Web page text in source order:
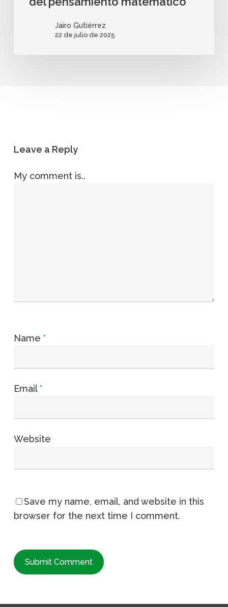
Jairo Gutiérrez
22 de julio de 2025
Leave a Reply
My comment is..
Name *
Email*
Website
Save my name, email, and website in this
browser for the next time I comment.